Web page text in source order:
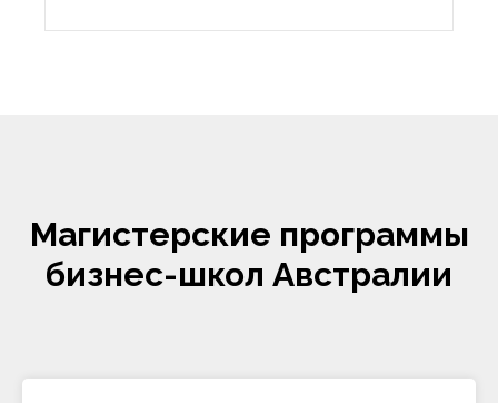
Магистерские программы
бизнес-школ Австралии